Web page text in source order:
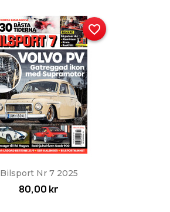
Bilsport Nr 7 2025
80,00 kr
favorite_border